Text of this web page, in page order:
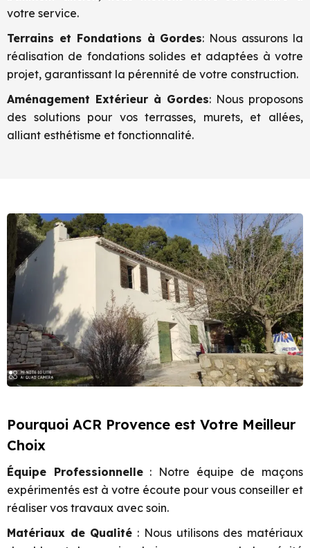
votre service.
Terrains et Fondations à Gordes: Nous assurons la
réalisation de fondations solides et adaptées à votre
projet, garantissant la pérennité de votre construction.
Aménagement Extérieur à Gordes: Nous proposons
des solutions pour vos terrasses, murets, et allées,
alliant esthétisme et fonctionnalité.
Pourquoi ACR Provence est Votre Meilleur
Choix
Équipe Professionnelle: Notre équipe de maçons
expérimentés est à votre écoute pour vous conseiller et
réaliser vos travaux avec soin.
Matériaux de Qualité : Nous utilisons des matériaux